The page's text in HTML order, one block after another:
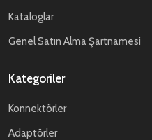
Kataloglar
Genel Satın Alma Şartnamesi
Kategoriler
Konnektörler
Adaptörler